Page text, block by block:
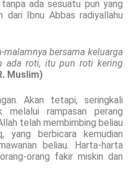
ada sesuatu pun yang
dari Ibnu Abbas radiyallahu
bersama keluarga
ada roti, itu pun roti kering
Muslim)
Akan tetapi, seringkali
melalui rampasan perang
telah membimbing beliau
yang berbicara kemudian
beliau. Harta-harta
orang fakir miskin dan